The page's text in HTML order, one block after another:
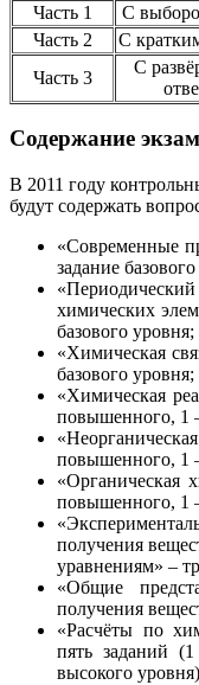
Часть 1
С
Часть 2
С
Часть 3
С
Содержание
В 2011 году
будут содержать
«Современные
задание
химических
базового уровня;
«Химическая
базового уровня;
«Химическая
повышенного, 1
повышенного, 1
«Органическая
повышенного, 1
получения
уравнениям» –
«Общие
получения
«Расчёты по
пять заданий
высокого